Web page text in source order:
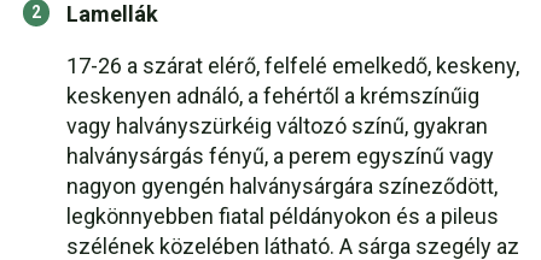
Lamellák
17-26 a szárat elérő, felfelé emelkedő, keskeny,
keskenyen adnáló, a fehértől a krémszínűig
vagy halványszürkéig változó színű, gyakran
halványsárgás fényű, a perem egyszínű vagy
nagyon gyengén halványsárgára színeződött,
legkönnyebben fiatal példányokon és a pileus
szélének közelében látható. A sárga szegély az